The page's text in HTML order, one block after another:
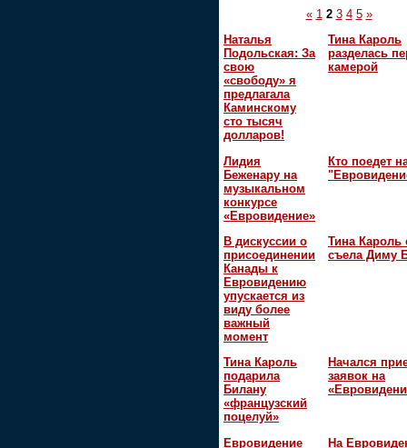
« 1 2 3 4 5 »
Наталья
Подольская: За
свою
«свободу» я
предлагала
Каминскому
сто тысяч
долларов!
Тина Кароль
разделась
камерой
Лидия
Беженару на
музыкальном
конкурсе
«Евровидение»
Кто поедет
В дискуссии о
присоединении
Канады к
Евровидению
упускается из
виду более
важный
момент
Тина Кароль
съела Диму
Тина Кароль
подарила
Билану
«французский
поцелуй»
Начался
заявок на
Евровидение
На